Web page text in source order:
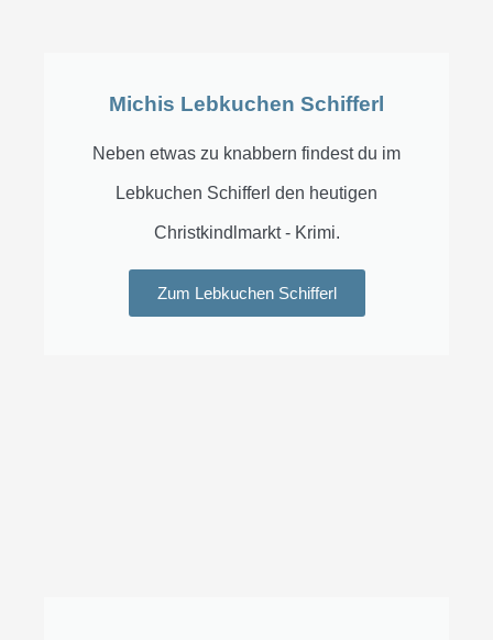
Michis Lebkuchen Schifferl
Neben etwas zu knabbern findest du im
Lebkuchen Schifferl den heutigen
Christkindlmarkt - Krimi.
Zum Lebkuchen Schifferl